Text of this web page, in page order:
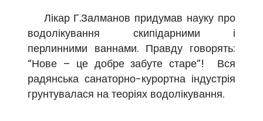
Лікар Г.Залманов придумав науку про
водолікування скипідарними і
перлинними ваннами. Правду говорять:
“Нове – це добре забуте старе”! Вся
радянська санаторно-курортна індустрія
грунтувалася на теоріях водолікування.